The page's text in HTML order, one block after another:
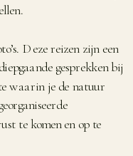
Deze reizen zijn een
gesprekken bij
waarin je de natuur
te komen en op te